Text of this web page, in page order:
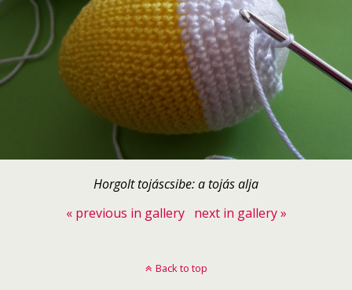
Horgolt tojáscsibe: a tojás alja
« previous in gallery
next in gallery »
Back to top